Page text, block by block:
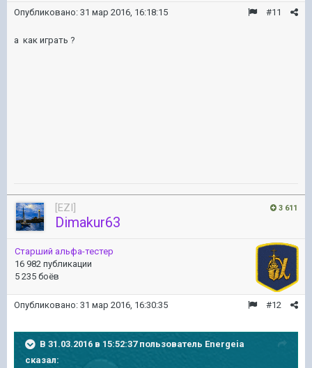
#11
Опубликовано: 31 мар 2016, 16:18:15
а как играть ?
3 611
[EZI]
Dimakur63
Старший альфа-тестер
16 982 публикации
5 235 боёв
#12
Опубликовано: 31 мар 2016, 16:30:35
В 31.03.2016 в 15:52:37 пользователь Energeia
сказал: